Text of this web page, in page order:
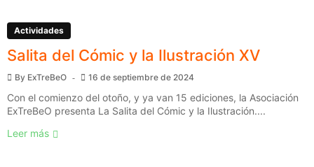
Actividades
Salita del Cómic y la Ilustración XV
By ExTreBeO 16 de septiembre de 2024
Con el comienzo del otoño, y ya van 15 ediciones, la Asociación
ExTreBeO presenta La Salita del Cómic y la Ilustración....
Leer más